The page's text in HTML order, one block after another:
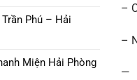
Phú – Hải
Miện Hải Phòng
–
–
—